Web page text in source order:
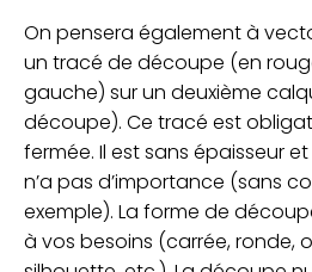
On pensera également à
un tracé de découpe (en
gauche) sur un deuxième
découpe). Ce tracé est
fermée. Il est sans épaisseur
n’a pas d’importance (sans
exemple). La forme de
à vos besoins (carrée, ronde,